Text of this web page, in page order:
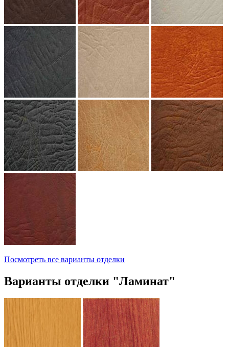
Посмотреть все варианты отделки
Варианты отделки "Ламинат"